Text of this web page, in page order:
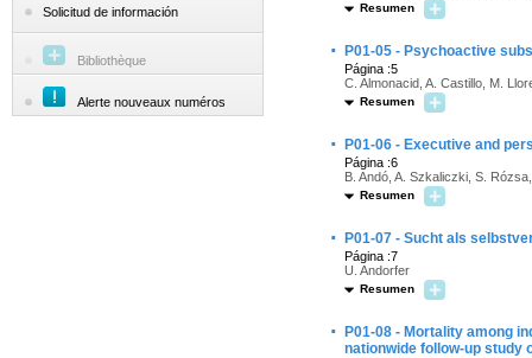
Solicitud de información
Bibliothèque
Alerte nouveaux numéros
Resumen
· P01-05 - Psychoactive
Página :5
C. Almonacid, A. Castillo, M.
Resumen
· P01-06 - Executive and
Página :6
B. Andó, A. Szkaliczki, S.
Resumen
· P01-07 - Sucht als
Página :7
U. Andorfer
Resumen
·
P01-08 - Mortality among
nationwide follow-up study